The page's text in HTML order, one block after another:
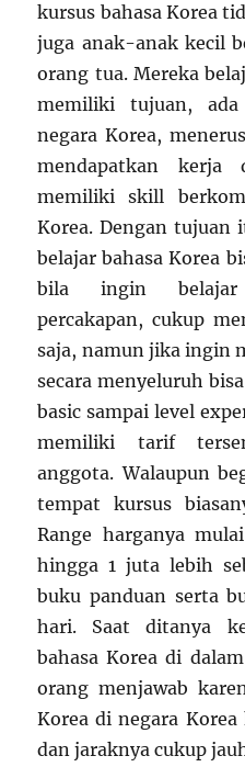
kursus bahasa Korea
juga anak-anak kecil
orang tua. Mereka
memiliki tujuan,
negara Korea,
mendapatkan
memiliki skill
Korea. Dengan tujuan
belajar bahasa Korea
bila ingin belajar
percakapan, cukup
saja, namun jika ingin
secara menyeluruh
basic sampai level
memiliki tarif
anggota. Walaupun
tempat kursus
Range harganya
hingga 1 juta lebih
buku panduan serta
hari. Saat ditanya
bahasa Korea di
orang menjawab
Korea di negara
dan jaraknya cukup